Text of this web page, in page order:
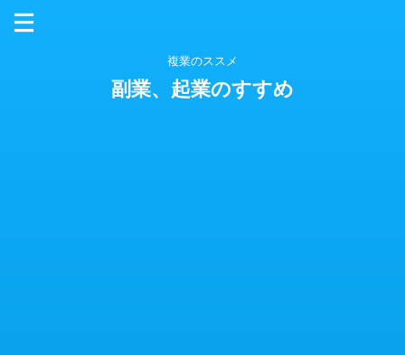
複業のススメ
副業、起業のすすめ